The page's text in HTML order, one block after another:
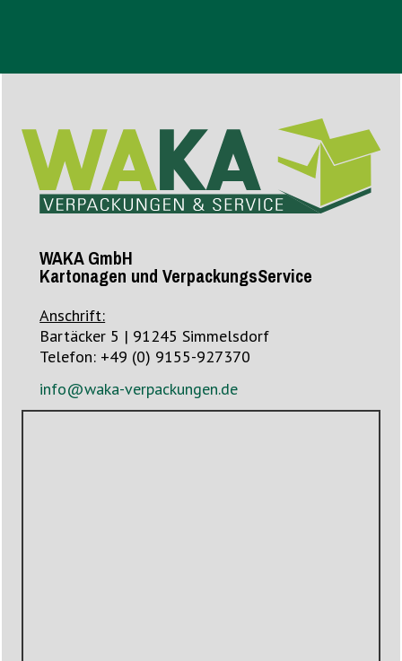
WAKA GmbH
Kartonagen und VerpackungsService
Anschrift:
Bartäcker 5 | 91245 Simmelsdorf
Telefon: +49 (0) 9155-927370
info@waka-verpackungen.de